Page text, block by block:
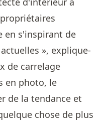
en s'inspirant de
», explique-
de carrelage
en photo, le
de la tendance et
chose de plus